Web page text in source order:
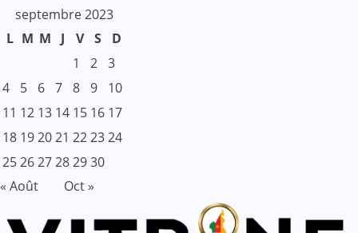
septembre 2023
L M M J V S
D
1
2 3
4
5 6 7 8 9
10
11 12 13 14 15 16 17
18 192021 222324
252627282930
« Août
Oct »